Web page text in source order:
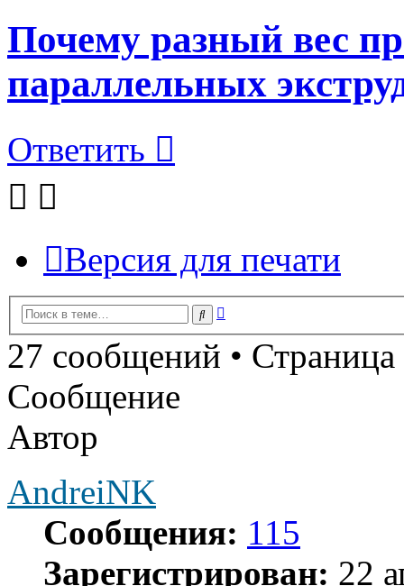
Почему разный вес
параллельных
Ответить
Версия для печати
Поиск
27 сообщений • Страница
Сообщение
Автор
AndreiNK
Сообщения: 115
Зарегистрирован: 22